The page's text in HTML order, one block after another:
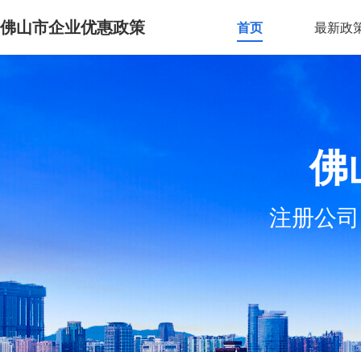
佛山市企业优惠政策 首页 最新政
佛
注册公